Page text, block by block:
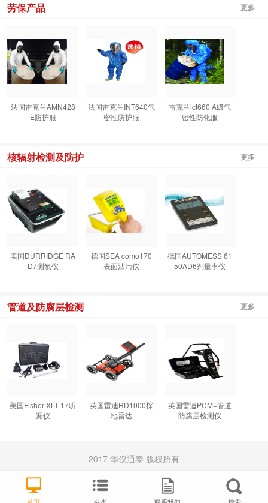
劳保产品 更多
法国雷克兰AMN428
E防护服
法国雷克兰INT640气
密性防护服
雷克兰ict660 A级气
密性防化服
核辐射检测及防护 更多
美国DURRIDGE RA
D7测氡仪
德国SEA como170
表面沾污仪
德国AUTOMESS 61
50AD6剂量率仪
管道及防腐层检测 更多
美国Fisher XLT-17听
漏仪
英国雷迪RD1000探
地雷达
英国雷迪PCM+管道
防腐层检测仪
2017 华仪通泰 版权所有